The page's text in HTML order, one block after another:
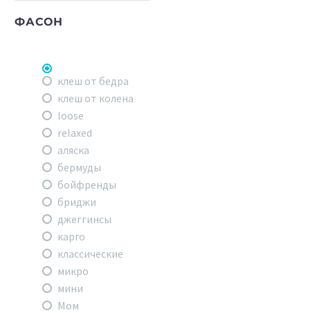
ФАСОН
клеш от бедра
клеш от колена
loose
relaxed
аляска
бермуды
бойфренды
бриджи
джеггинсы
карго
классические
микро
мини
Мом